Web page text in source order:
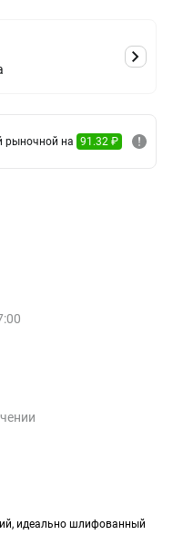
рыночной на 91.32 ₽
идеально шлифованный